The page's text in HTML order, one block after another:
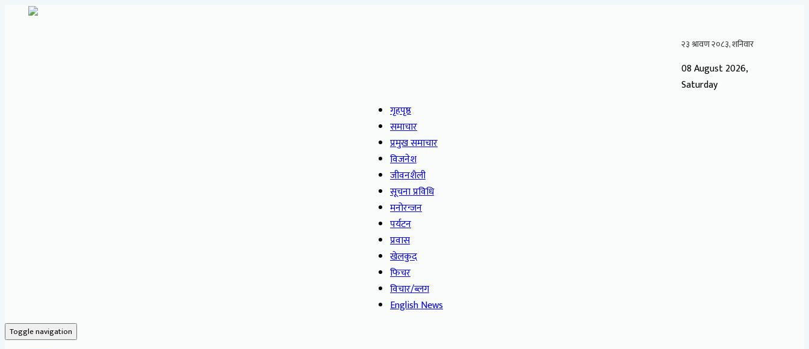
08 August 2026,
Saturday
गृहपृष्ठ
समाचार
प्रमुख समाचार
विजनेश
जीवनशैली
सूचना प्रविधि
मनोरन्जन
पर्यटन
प्रवास
खेलकुद
फिचर
विचार/ब्लग
English News
Toggle navigation